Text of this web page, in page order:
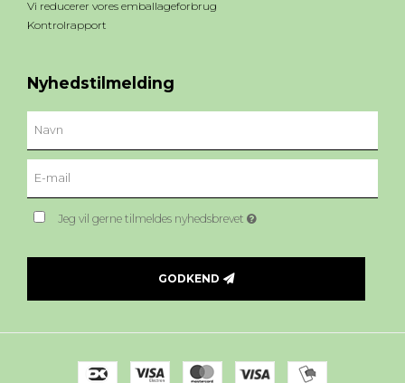
Vi reducerer vores emballageforbrug
Kontrolrapport
Nyhedstilmelding
Jeg vil gerne tilmeldes nyhedsbrevet
GODKEND